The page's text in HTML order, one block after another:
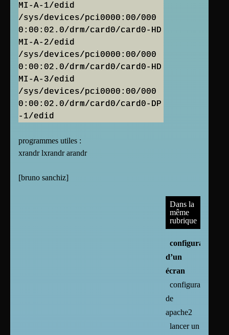
MI-A-1/edid
/sys/devices/pci0000:00/000
0:00:02.0/drm/card0/card0-HD
MI-A-2/edid
/sys/devices/pci0000:00/000
0:00:02.0/drm/card0/card0-HD
MI-A-3/edid
/sys/devices/pci0000:00/000
0:00:02.0/drm/card0/card0-DP
programmes utiles :
xrandr lxrandr arandr
[bruno sanchiz]
Dans la
même
rubrique
configuration
d’un
écran
configuration
de
apache2
lancer un